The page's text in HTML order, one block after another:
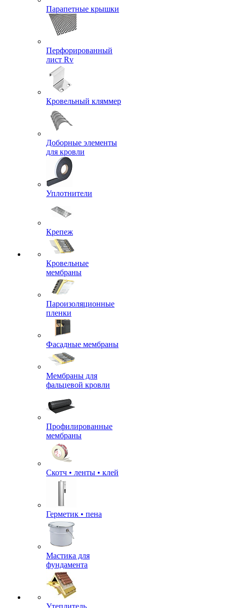
Парапетные крышки
Перфорированный
лист Rv
Кровельный кляммер
Доборные элементы
для кровли
Уплотнители
Крепеж
Кровельные
мембраны
Пароизоляционные
пленки
Фасадные мембраны
Мембраны для
фальцевой кровли
Профилированные
мембраны
Скотч • ленты • клей
Герметик • пена
Мастика для
фундамента
Утеплитель